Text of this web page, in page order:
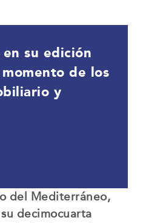
su edición
de los
y
del Mediterráneo,
decimocuarta